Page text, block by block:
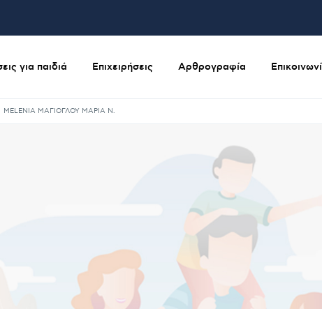
για παιδιά Επιχειρήσεις Αρθρογραφία
MELENIA ΜΑΓΙΟΓΛΟΥ ΜΑΡΙΑ Ν.